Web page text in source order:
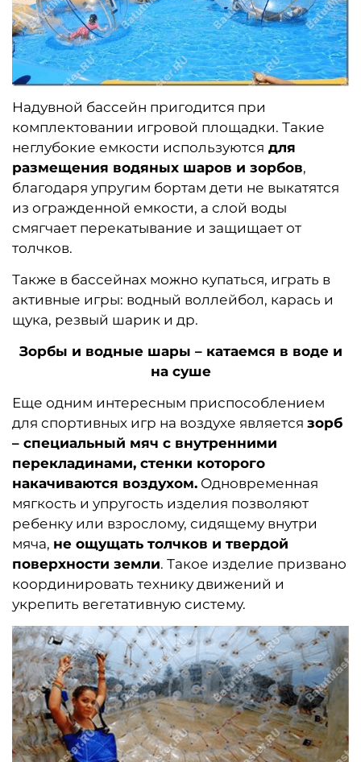
Надувной бассейн пригодится при
комплектовании игровой площадки. Такие
неглубокие емкости используются для
размещения водяных шаров и зорбов,
благодаря упругим бортам дети не выкатятся
из огражденной емкости, а слой воды
смягчает перекатывание и защищает от
толчков.
Также в бассейнах можно купаться, играть в
активные игры: водный воллейбол, карась и
щука, резвый шарик и др.
Зорбы и водные шары – катаемся в воде и
на суше
Еще одним интересным приспособлением
для спортивных игр на воздухе является зорб
– специальный мяч с внутренними
перекладинами, стенки которого
накачиваются воздухом. Одновременная
мягкость и упругость изделия позволяют
ребенку или взрослому, сидящему внутри
мяча, не ощущать толчков и твердой
поверхности земли. Такое изделие призвано
координировать технику движений и
укрепить вегетативную систему.